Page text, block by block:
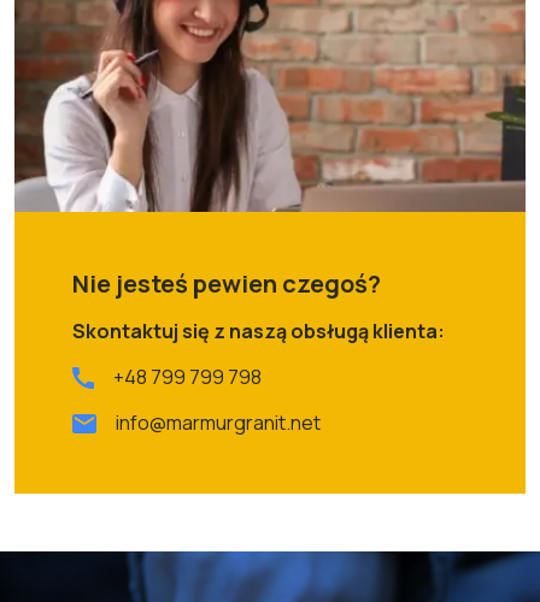
Nie jesteś pewien czegoś?
Skontaktuj się z naszą obsługą klienta:
+48 799 799 798
info@marmurgranit.net